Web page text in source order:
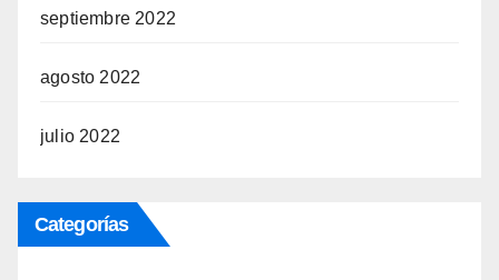
septiembre 2022
agosto 2022
julio 2022
Categorías